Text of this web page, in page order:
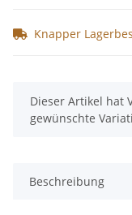
Knapper
x
Dieser Artikel hat
gewünschte
Beschreibung